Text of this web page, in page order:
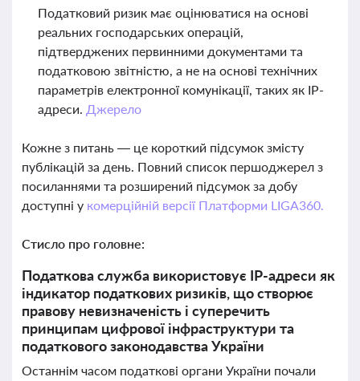
Податковий ризик має оцінюватися на основі
реальних господарських операцій,
підтверджених первинними документами та
податковою звітністю, а не на основі технічних
параметрів електронної комунікації, таких як IP-
адреси. Джерело
Кожне з питань — це короткий підсумок змісту
публікацій за день. Повний список першоджерел з
посиланнями та розширений підсумок за добу
доступні у комерційній версії Платформи LIGA360.
Стисло про головне:
Податкова служба використовує IP-адреси як
індикатор податкових ризиків, що створює
правову невизначеність і суперечить
принципам цифрової інфраструктури та
податкового законодавства України
Останнім часом податкові органи України почали